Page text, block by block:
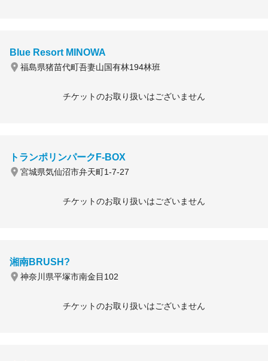
Blue Resort MINOWA
福島県猪苗代町吾妻山国有林194林班
チケットのお取り扱いはございません
トランポリンパークF-BOX
宮城県気仙沼市弁天町1-7-27
チケットのお取り扱いはございません
湘南BRUSH?
神奈川県平塚市南金目102
チケットのお取り扱いはございません